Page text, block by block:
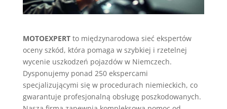
MOTOEXPERTto międzynarodowa sieć ekspertów
oceny szkód, która pomaga w szybkiej i rzetelnej
wycenie uszkodzeń pojazdów w Niemczech.
Dysponujemy ponad 250 ekspercami
specjalizującymi się w procedurach niemieckich, co
gwarantuje profesjonalną obsługę poszkodowanych.